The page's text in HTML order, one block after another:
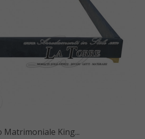
Letto Matrimoniale King...